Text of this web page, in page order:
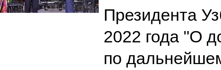
Президента
2022 года "О
по